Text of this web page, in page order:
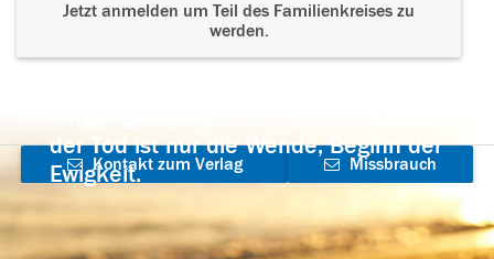
Jetzt anmelden um Teil des Familienkreises zu
werden.
der Tod ist nur die Wende, Beginn der
Ewigkeit.
Kontakt zum Verlag
aufnehmen
Missbrauch